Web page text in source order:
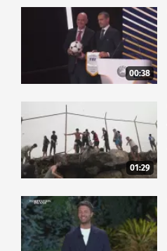
00:38
01:29